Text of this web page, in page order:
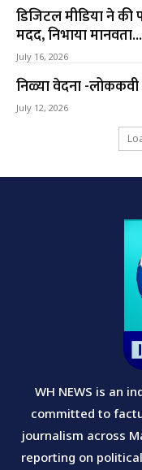
डिजिटल मीडिया ने की
मदद, निभाया मानवता...
July 16, 2026
निळ्या वेदना -
July 12, 2026
WH NEWS is an
committed to
journalism across
reporting on